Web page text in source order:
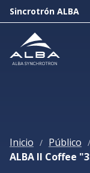
Sincrotrón ALBA
Inicio / Público /